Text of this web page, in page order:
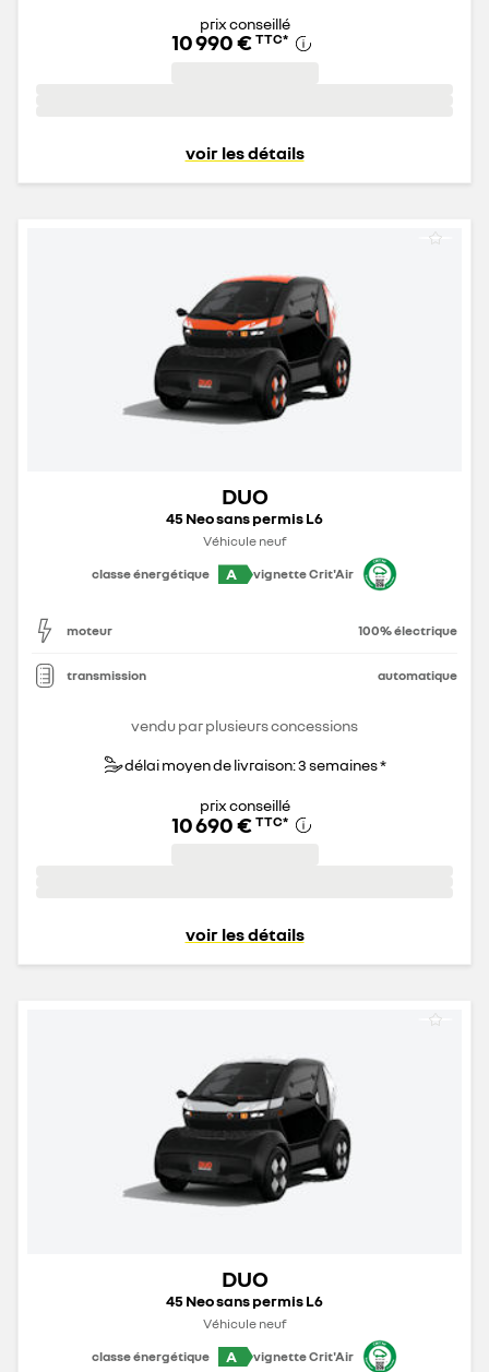
prix conseillé
10 990 € TTC*
voir les détails
DUO
45 Neo sans permis L6
Véhicule neuf
classe énergétique
A vignette Crit'Air
moteur 100% électrique
transmission automatique
vendu par plusieurs concessions
délai moyen de livraison: 3 semaines *
prix conseillé
10 690 € TTC*
voir les détails
DUO
45 Neo sans permis L6
Véhicule neuf
classe énergétique
A vignette Crit'Air